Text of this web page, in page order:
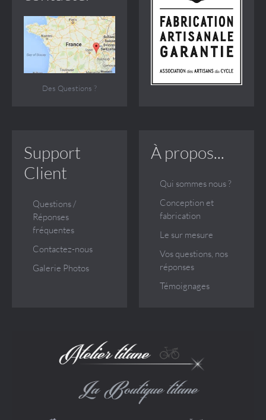
Des Questions ?
Support
Client
Questions /
Réponses
fréquentes
Contactez-nous
Galerie Photos
À propos...
Qui sommes nous ?
Conception et
fabrication
Le sur mesure
Vos questions, nos
réponses
Témoignages